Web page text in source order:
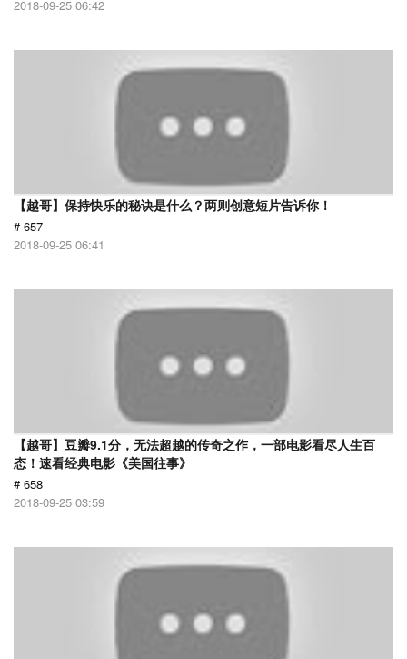
2018-09-25 06:42
【越哥】保持快乐的秘诀是什么？两则创意短片告诉你！
# 657
2018-09-25 06:41
【越哥】豆瓣9.1分，无法超越的传奇之作，一部电影看尽人生百
态！速看经典电影《美国往事》
# 658
2018-09-25 03:59